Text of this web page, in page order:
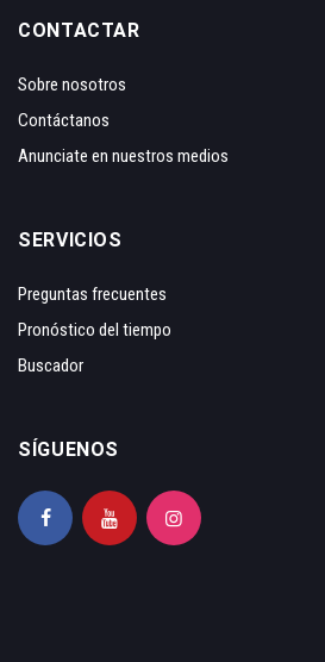
CONTACTAR
Sobre nosotros
Contáctanos
Anunciate en nuestros medios
SERVICIOS
Preguntas frecuentes
Pronóstico del tiempo
Buscador
SÍGUENOS